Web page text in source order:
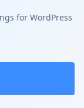
for WordPress